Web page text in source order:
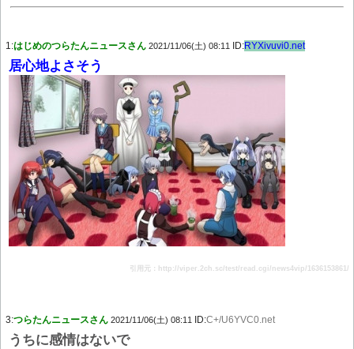
Powered by livedoor 相互RSS
1:はじめのつらたんニュースさん 2021/11/06(土) 08:11 ID:RYXivuvi0.net
居心地よさそう
引用元：http://viper.2ch.sc/test/read.cgi/news4vip/1636153861/
3:つらたんニュースさん 2021/11/06(土) 08:11 ID:C+/U6YVC0.net
うちに感情はないで